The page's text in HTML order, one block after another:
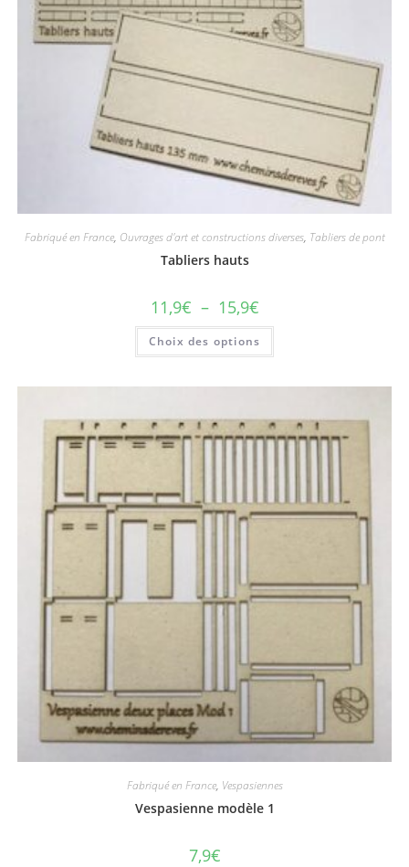
Fabriqué en France, Ouvrages d'art et constructions diverses, Tabliers de pont
Tabliers hauts
11,9€ – 15,9€
Choix des options
Fabriqué en France, Vespasiennes
Vespasienne modèle 1
7,9€